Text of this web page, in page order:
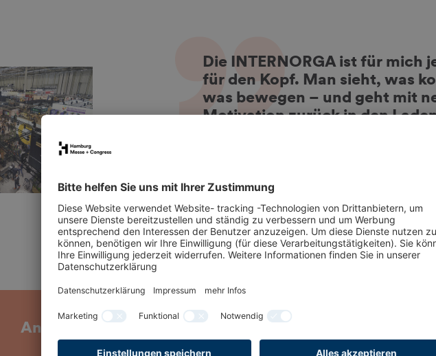
Die INTERNORGA ist für mich
für den Kopf. Man sieht, was
was bewegen – und geht mit
Motivation zurück in den
will, muss hier einfach dabei
Dötlingen
Anreise Aufenthalt Networking